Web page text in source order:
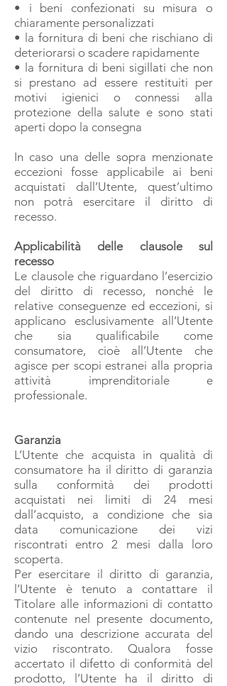
• i beni confezionati su misura o
chiaramente personalizzati
• la fornitura di beni che rischiano di
deteriorarsi o scadere rapidamente
• la fornitura di beni sigillati che non
si prestano ad essere restituiti per
motivi igienici o connessi alla
protezione della salute e sono stati
aperti dopo la consegna
In caso una delle sopra menzionate
eccezioni fosse applicabile ai beni
acquistati dall’Utente, quest’ultimo
non potrà esercitare il diritto di
recesso.
Applicabilità delle clausole sul
recesso
Le clausole che riguardano l’esercizio
del diritto di recesso, nonché le
relative conseguenze ed eccezioni, si
applicano esclusivamente all’Utente
che sia qualificabile come
consumatore, cioè all’Utente che
agisce per scopi estranei alla propria
attività imprenditoriale e
professionale.
Garanzia
L’Utente che acquista in qualità di
consumatore ha il diritto di garanzia
sulla conformità dei prodotti
acquistati nei limiti di 24 mesi
dall’acquisto, a condizione che sia
data comunicazione dei vizi
riscontrati entro 2 mesi dalla loro
scoperta.
Per esercitare il diritto di garanzia,
l’Utente è tenuto a contattare il
Titolare alle informazioni di contatto
contenute nel presente documento,
dando una descrizione accurata del
vizio riscontrato. Qualora fosse
accertato il difetto di conformità del
prodotto, l’Utente ha il diritto di